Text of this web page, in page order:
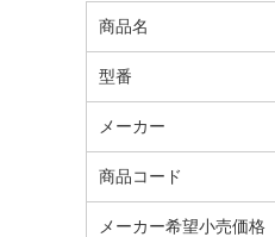
商品名
型番
メーカー
商品コード
メーカー希望小売価格